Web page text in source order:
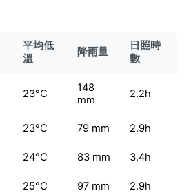
平均低
溫
降雨量
日照時
數
23°C
148
mm
2.2h
23°C 79 mm 2.9h
24°C 83 mm 3.4h
25°C 97 mm 2.9h